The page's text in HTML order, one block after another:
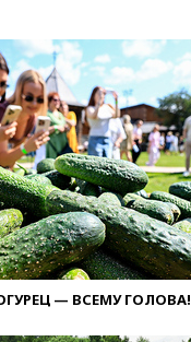
— ВСЕМУ ГОЛОВА!